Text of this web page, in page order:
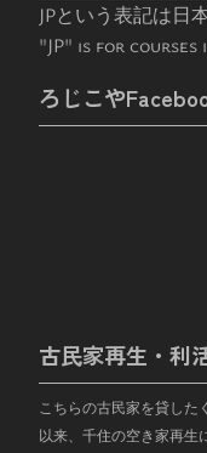
JPという表記は
"JP" is for courses
ろじこや
古民家再生・利
こちらの古民家を貸した
以来、千住の空き家再生